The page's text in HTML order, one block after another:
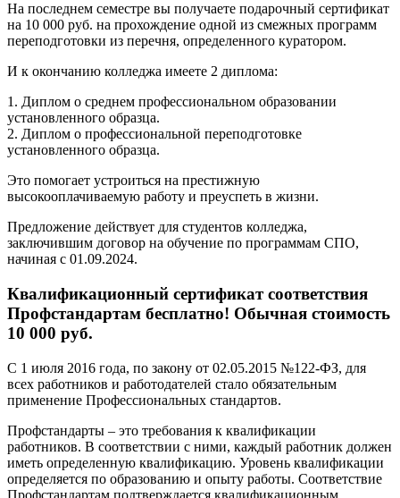
На последнем семестре вы получаете подарочный сертификат
на 10 000 руб. на прохождение одной из смежных программ
переподготовки из перечня, определенного куратором.
И к окончанию колледжа имеете 2 диплома:
1. Диплом о среднем профессиональном образовании
установленного образца.
2. Диплом о профессиональной переподготовке
установленного образца.
Это помогает устроиться на престижную
высокооплачиваемую работу и преуспеть в жизни.
Предложение действует для студентов колледжа,
заключившим договор на обучение по программам СПО,
начиная с 01.09.2024.
Квалификационный сертификат соответствия
Профстандартам бесплатно! Обычная стоимость
10 000 руб.
С 1 июля 2016 года, по закону от 02.05.2015 №122-ФЗ, для
всех работников и работодателей стало обязательным
применение Профессиональных стандартов.
Профстандарты – это требования к квалификации
работников. В соответствии с ними, каждый работник должен
иметь определенную квалификацию. Уровень квалификации
определяется по образованию и опыту работы. Соответствие
Профстандартам подтверждается квалификационным